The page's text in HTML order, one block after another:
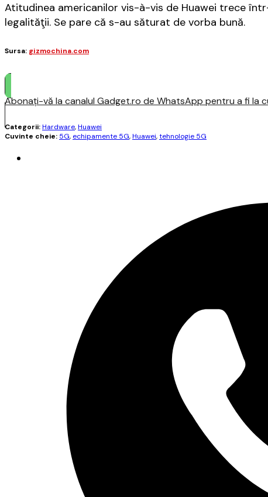
Atitudinea americanilor vis-à-vis de Huawei trece
legalităţii. Se pare că s-au săturat de vorba bună.
Sursa: gizmochina.com
Abonați-vă la canalul Gadget.ro de WhatsApp pentru a fi la
Categorii:Hardware,Huawei
Cuvinte cheie: 5G, echipamente 5G,Huawei,tehnologie 5G